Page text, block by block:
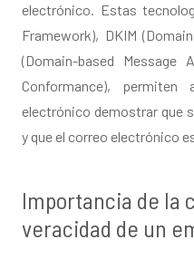
electrónico. Estas
Framework), DKIM
(Domain-based Message
Conformance),
electrónico demostrar que
y que el correo electrónico
Importancia de la
veracidad de un